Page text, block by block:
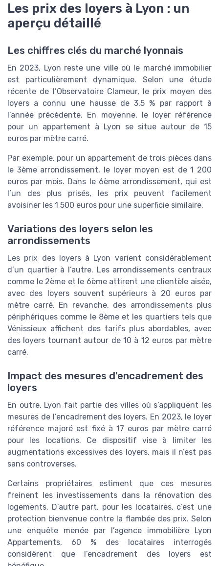
Les prix des loyers à Lyon : un
aperçu détaillé
Les chiffres clés du marché lyonnais
En 2023, Lyon reste une ville où le marché immobilier
est particulièrement dynamique. Selon une étude
récente de l’Observatoire Clameur, le prix moyen des
loyers a connu une hausse de 3,5 % par rapport à
l’année précédente. En moyenne, le loyer référence
pour un appartement à Lyon se situe autour de 15
euros par mètre carré.
Par exemple, pour un appartement de trois pièces dans
le 3ème arrondissement, le loyer moyen est de 1 200
euros par mois. Dans le 6ème arrondissement, qui est
l’un des plus prisés, les prix peuvent facilement
avoisiner les 1 500 euros pour une superficie similaire.
Variations des loyers selon les
arrondissements
Les prix des loyers à Lyon varient considérablement
d’un quartier à l’autre. Les arrondissements centraux
comme le 2ème et le 6ème attirent une clientèle aisée,
avec des loyers souvent supérieurs à 20 euros par
mètre carré. En revanche, des arrondissements plus
périphériques comme le 8ème et les quartiers tels que
Vénissieux affichent des tarifs plus abordables, avec
des loyers tournant autour de 10 à 12 euros par mètre
carré.
Impact des mesures d'encadrement des
loyers
En outre, Lyon fait partie des villes où s’appliquent les
mesures de l’encadrement des loyers. En 2023, le loyer
référence majoré est fixé à 17 euros par mètre carré
pour les locations. Ce dispositif vise à limiter les
augmentations excessives des loyers, mais il n’est pas
sans controverses.
Certains propriétaires estiment que ces mesures
freinent les investissements dans la rénovation des
logements. D’autre part, pour les locataires, c’est une
protection bienvenue contre la flambée des prix. Selon
une enquête menée par l’agence immobilière Lyon
Appartements, 60 % des locataires interrogés
considèrent que l’encadrement des loyers est